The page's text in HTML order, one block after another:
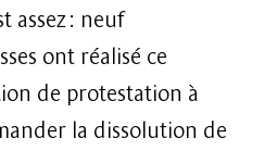
assez : neuf
ont réalisé ce
de protestation à
la dissolution de